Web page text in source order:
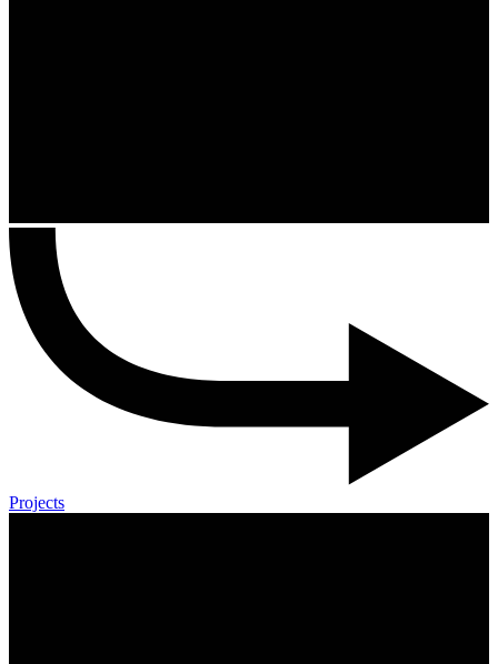
Projects